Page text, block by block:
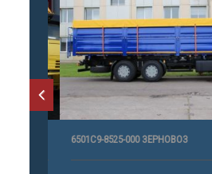
6501С9-8525-000 ЗЕРНОВОЗ